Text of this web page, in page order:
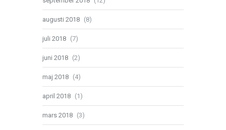
augusti 2018 (8)
juli 2018 (7)
juni 2018 (2)
maj 2018 (4)
april 2018 (1)
mars 2018 (3)